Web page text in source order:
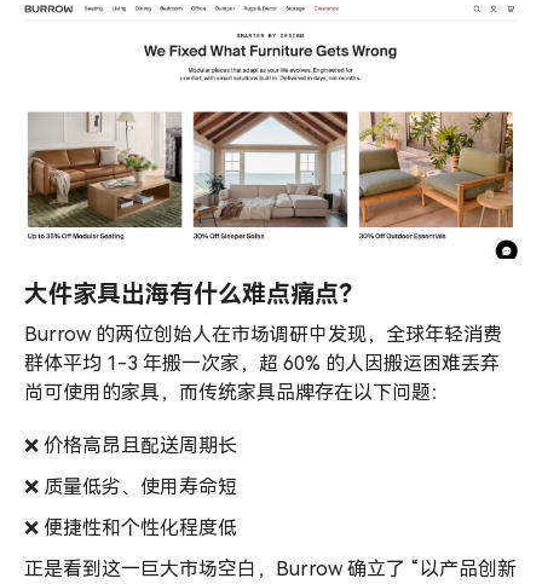
大件家具出海有什么难点痛点？
Burrow 的两位创始人在市场调研中发现，全球年轻消费
群体平均 1-3 年搬一次家，超 60% 的人因搬运困难丢弃
尚可使用的家具，而传统家具品牌存在以下问题：
❌ 价格高昂且配送周期长
❌ 质量低劣、使用寿命短
❌ 便捷性和个性化程度低
正是看到这一巨大市场空白，Burrow 确立了 “以产品创新